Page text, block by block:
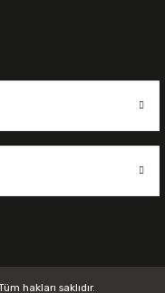
hakları saklıdır.